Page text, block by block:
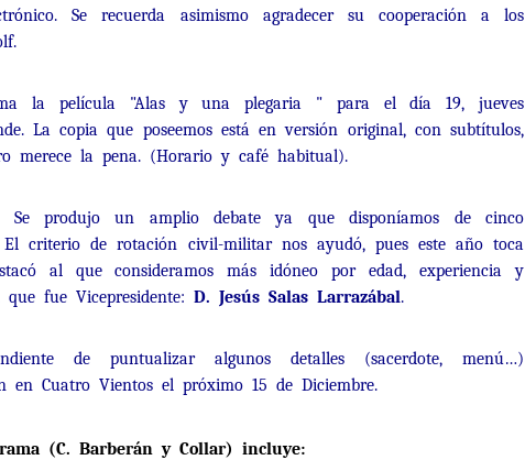
Se recuerda asimismo agradecer su cooperación a los
la película "Alas y una plegaria " para el día 19, jueves
La copia que poseemos está en versión original, con subtítulos,
merece la pena. (Horario y café habitual).
Se produjo un amplio debate ya que disponíamos de cinco
El criterio de rotación civil-militar nos ayudó, pues este año toca
al que consideramos más idóneo por edad, experiencia y
fue Vicepresidente: D. Jesús Salas Larrazábal.
de puntualizar algunos detalles (sacerdote, menú…)
en Cuatro Vientos el próximo 15 de Diciembre.
(C. Barberán y Collar) incluye: